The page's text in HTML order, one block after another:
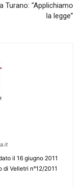
Turano: “Applichiamo
la legge”
il 16 giugno 2011
Velletri n°12/2011